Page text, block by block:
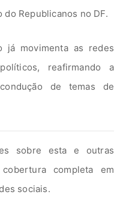
Republicanos no DF.
já movimenta as redes
reafirmando a
de temas de
sobre esta e outras
completa em
sociais.